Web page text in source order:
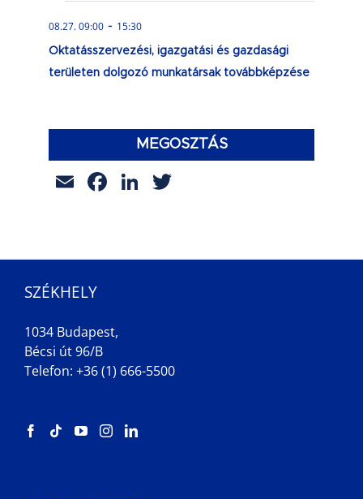
08.27. 09:00 - 15:30
Oktatásszervezési, igazgatási és gazdasági
területen dolgozó munkatársak továbbképzése
MEGOSZTÁS
EmailFacebook
LinkedIn
SZÉKHELY
1034 Budapest,
Bécsi út 96/B
Telefon: +36 (1) 666-5500